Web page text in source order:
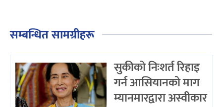
सम्बन्धित सामग्रीहरू
सुकीको निःशर्त रिहाइ
गर्न आसियानको माग
म्यानमारद्वारा अस्वीकार